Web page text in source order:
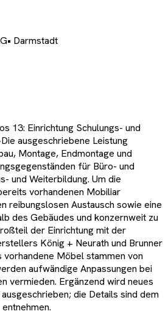
• Darmstadt
13: Einrichtung Schulungs- und
ausgeschriebene Leistung
Montage, Endmontage und
für Büro- und
und Weiterbildung. Um die
vorhandenen Mobiliar
reibungslosen Austausch sowie eine
des Gebäudes und konzernweit zu
der Einrichtung mit der
König + Neurath und Brunner
Möbel stammen von
aufwändige Anpassungen bei
vermieden. Ergänzend wird neues
die Details sind dem